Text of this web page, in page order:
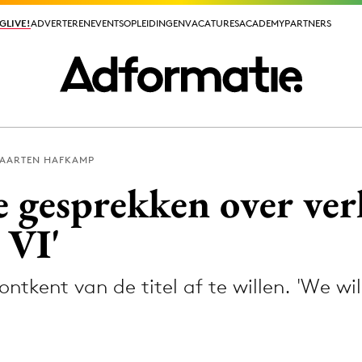
ADVERTERENEVENTSOPLEIDINGENVACATURESACADEMYPARTNERS
ADVERTERENEVENTSOPLEIDINGENVACATURESACADEMYPARTNERS
Media
HAFKAMP
over
VI'
van de titel af te willen. 'We